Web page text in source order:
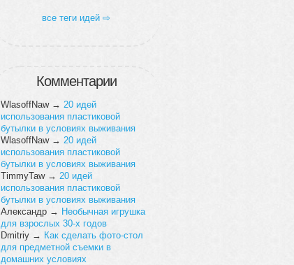
все теги идей ⇨
Комментарии
WlasoffNaw→ 20 идей
использования пластиковой
бутылки в условиях выживания
WlasoffNaw→ 20 идей
использования пластиковой
бутылки в условиях выживания
TimmyTaw→ 20 идей
использования пластиковой
бутылки в условиях выживания
Александр → Необычная игрушка
для взрослых 30-х годов
Dmitriy → Как сделать фото-стол
для предметной съемки в
домашних условиях